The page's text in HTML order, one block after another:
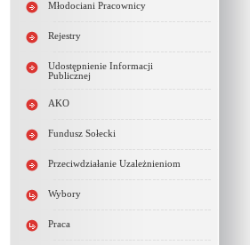
Młodociani Pracownicy
Rejestry
Udostępnienie Informacji
Publicznej
AKO
Fundusz Sołecki
Przeciwdziałanie Uzależnieniom
Wybory
Praca